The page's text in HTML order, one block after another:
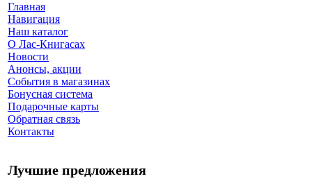
Главная
Навигация
Наш каталог
О Лас-Книгасах
Новости
Анонсы, акции
События в магазинах
Бонусная система
Подарочные карты
Обратная связь
Контакты
Лучшие предложения